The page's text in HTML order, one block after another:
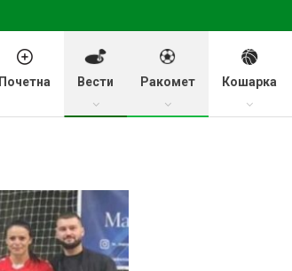
Почетна Вести Ракомет Кошарка